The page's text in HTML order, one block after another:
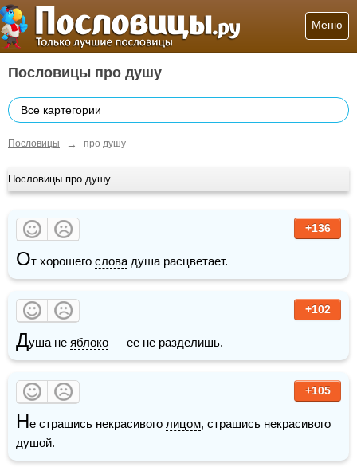
Меню
Пословицы про душу
Все картегории
Пословицы → про душу
Пословицы про душу
+136
От хорошего слова душа расцветает.
+102
Душа не яблоко — ее не разделишь.
+105
Не страшись некрасивого лицом, страшись некрасивого
душой.